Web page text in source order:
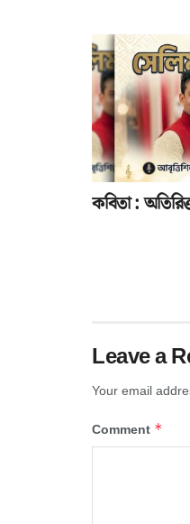
কবিতা :
Leave a
Your email
Comment *